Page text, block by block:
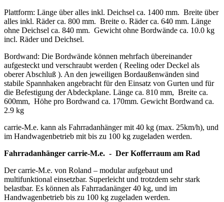
Plattform: Länge über alles inkl. Deichsel ca. 1400 mm. Breite über
alles inkl. Räder ca. 800 mm. Breite o. Räder ca. 640 mm. Länge
ohne Deichsel ca. 840 mm. Gewicht ohne Bordwände ca. 10.0 kg
incl. Räder und Deichsel.
Bordwand: Die Bordwände können mehrfach übereinander
aufgesteckt und verschraubt werden ( Reeling oder Deckel als
oberer Abschluß ). An den jeweiligen Bordaußenwänden sind
stabile Spannhaken angebracht für den Einsatz von Gurten und für
die Befestigung der Abdeckplane. Länge ca. 810 mm, Breite ca.
600mm, Höhe pro Bordwand ca. 170mm. Gewicht Bordwand ca.
2.9 kg
carrie-M.e. kann als Fahrradanhänger mit 40 kg (max. 25km/h), und
im Handwagenbetrieb mit bis zu 100 kg zugeladen werden.
Fahrradanhänger carrie-M.e. - Der Kofferraum am Rad
Der carrie-M.e. von Roland – modular aufgebaut und
multifunktional einsetzbar. Superleicht und trotzdem sehr stark
belastbar. Es können als Fahrradanänger 40 kg, und im
Handwagenbetrieb bis zu 100 kg zugeladen werden.